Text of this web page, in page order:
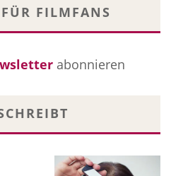
FILMFANS
abonnieren